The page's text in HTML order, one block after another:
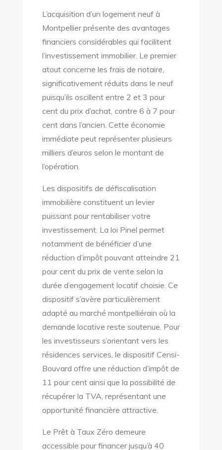
L’acquisition d’un logement neuf à
Montpellier présente des avantages
financiers considérables qui facilitent
l’investissement immobilier. Le premier
atout concerne les frais de notaire,
significativement réduits dans le neuf
puisqu’ils oscillent entre 2 et 3 pour
cent du prix d’achat, contre 6 à 7 pour
cent dans l’ancien. Cette économie
immédiate peut représenter plusieurs
milliers d’euros selon le montant de
l’opération.
Les dispositifs de défiscalisation
immobilière constituent un levier
puissant pour rentabiliser votre
investissement. La loi Pinel permet
notamment de bénéficier d’une
réduction d’impôt pouvant atteindre 21
pour cent du prix de vente selon la
durée d’engagement locatif choisie. Ce
dispositif s’avère particulièrement
adapté au marché montpelliérain où la
demande locative reste soutenue. Pour
les investisseurs s’orientant vers les
résidences services, le dispositif Censi-
Bouvard offre une réduction d’impôt de
11 pour cent ainsi que la possibilité de
récupérer la TVA, représentant une
opportunité financière attractive.
Le Prêt à Taux Zéro demeure
accessible pour financer jusqu’à 40